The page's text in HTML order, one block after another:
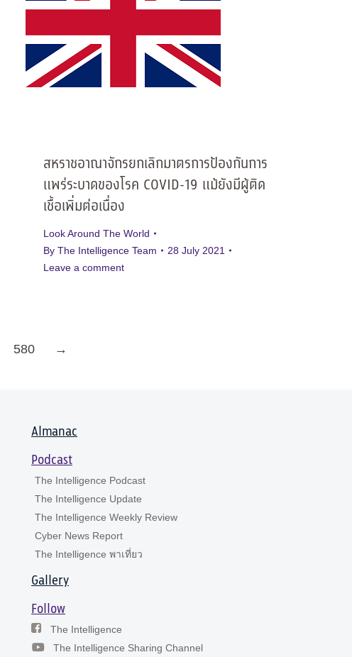
สหราชอาณาจักรยกเลิกมาตรการป้องกันการ
แพร่ระบาดของโรค COVID-19 แม้ยังมีผู้ติด
เชื้อเพิ่มต่อเนื่อง
Look Around The World
By The Intelligence Team
28 July 2021
Leave a comment
580 →
Almanac
Podcast
The Intelligence Podcast
The Intelligence Update
The Intelligence Weekly Review
Cyber News Report
The Intelligence พาเที่ยว
Gallery
Follow
The Intelligence
The Intelligence Sharing Channel